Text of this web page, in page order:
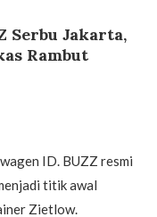
Serbu Jakarta,
Rambut
ID. BUZZ resmi
titik awal
Zietlow.